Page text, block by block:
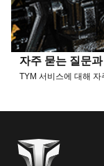
자주 묻는 질문과
TYM 서비스에 대해